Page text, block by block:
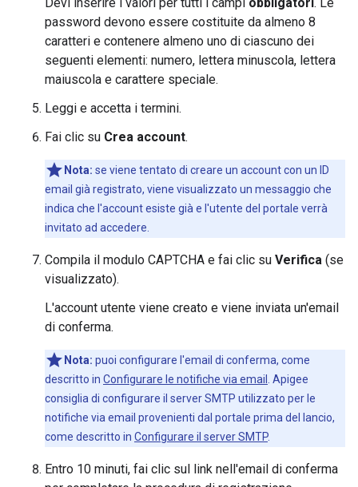
password devono essere costituite da almeno 8
caratteri e contenere almeno uno di ciascuno dei
seguenti elementi: numero, lettera minuscola, lettera
maiuscola e carattere speciale.
Leggi e accetta i termini.
Fai clic su Crea account.
Nota: se viene tentato di creare un account con un ID
email già registrato, viene visualizzato un messaggio che
indica che l'account esiste già e l'utente del portale verrà
invitato ad accedere.
Compila il modulo CAPTCHA e fai clic su Verifica (se
visualizzato).
L'account utente viene creato e viene inviata un'email
di conferma.
Nota: puoi configurare l'email di conferma, come
descritto in Configurare le notifiche via email
. Apigee
consiglia di configurare il server SMTP utilizzato per le
notifiche via email provenienti dal portale prima del lancio,
come descritto in Configurare il server SMTP.
Entro 10 minuti, fai clic sul link nell'email di conferma